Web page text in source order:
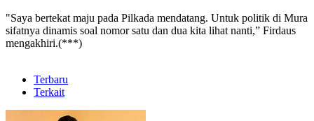
"Saya bertekat maju pada Pilkada mendatang. Untuk politik di Mura
sifatnya dinamis soal nomor satu dan dua kita lihat nanti,” Firdaus
mengakhiri.(***)
Terbaru
Terkait